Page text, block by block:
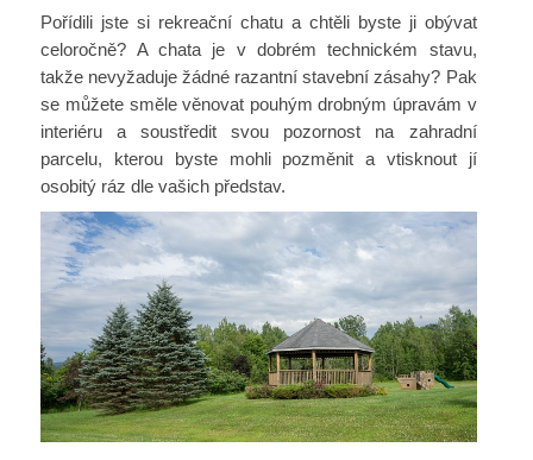
Pořídili jste si rekreační chatu a chtěli byste ji obývat
celoročně? A chata je v dobrém technickém stavu,
takže nevyžaduje žádné razantní stavební zásahy? Pak
se můžete směle věnovat pouhým drobným úpravám v
interiéru a soustředit svou pozornost na zahradní
parcelu, kterou byste mohli pozměnit a vtisknout jí
osobitý ráz dle vašich představ.